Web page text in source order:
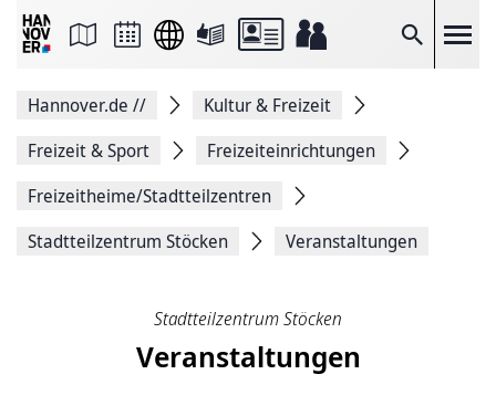
Suche
Seite
Facebook
teilen
Seitenlink
Seite
Hannover.de //
Kultur & Freizeit
Freizeit & Sport
Freizeiteinrichtungen
Freizeitheime/Stadtteilzentren
Stadtteilzentrum Stöcken
Veranstaltungen
Stadtteilzentrum Stöcken
Veranstaltungen